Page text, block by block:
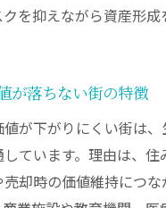
を抑えながら資産形成
が落ちない街の特徴
が下がりにくい街は、
ています。理由は、住
却時の価値維持につ